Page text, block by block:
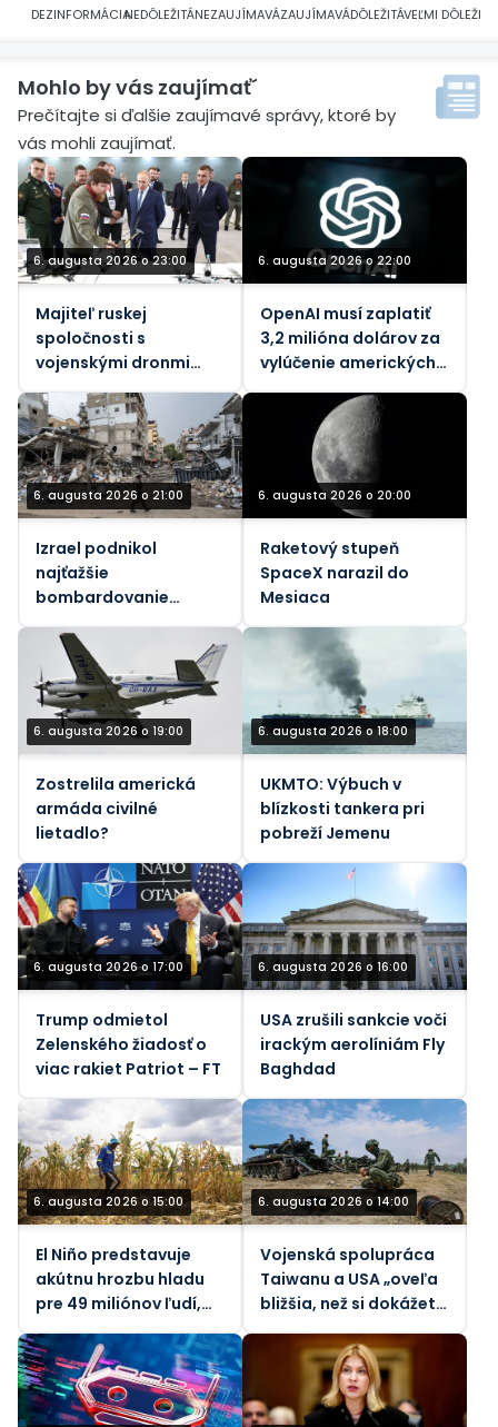
DEZINFORMÁCIANEDÔLEŽITÁNEZAUJÍMAVÁZAUJÍMAVÁDÔLEŽITÁVEĽMI DÔLEŽITÁ
Mohlo by vás zaujímať´
Prečítajte si ďalšie zaujímavé správy, ktoré by
vás mohli zaujímať.
6. augusta 2026 o 23:00
Majiteľ ruskej
spoločnosti s
vojenskými dronmi
bomby v aute
6. augusta 2026 o 22:00
OpenAI musí zaplatiť
3,2 milióna dolárov za
vylúčenie amerických
6. augusta 2026 o 21:00
Izrael podnikol
najťažšie
bombardovanie
Libanonu od júnového
prímeria (VIDEÁ)
6. augusta 2026 o 20:00
Raketový stupeň
SpaceX narazil do
Mesiaca
6. augusta 2026 o 19:00
Zostrelila americká
armáda civilné
lietadlo?
6. augusta 2026 o 18:00
UKMTO: Výbuch v
blízkosti tankera pri
pobreží Jemenu
6. augusta 2026 o 17:00
Trump odmietol
Zelenského žiadosť o
viac rakiet Patriot – FT
6. augusta 2026 o 16:00
USA zrušili sankcie voči
irackým aerolíniám Fly
Baghdad
6. augusta 2026 o 15:00
El Niño predstavuje
akútnu hrozbu hladu
pre 49 miliónov ľudí,
tvrdí OSN
6. augusta 2026 o 14:00
Vojenská spolupráca
Taiwanu a USA „oveľa
bližšia, než si dokážete
predstaviť“ – Taipei